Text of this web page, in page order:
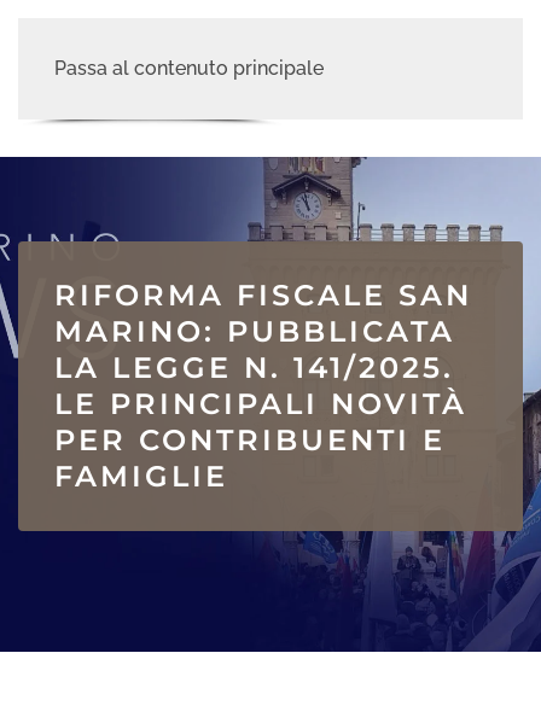
Passa al contenuto principale
RIFORMA FISCALE SAN
MARINO: PUBBLICATA
LA LEGGE N. 141/2025.
LE PRINCIPALI NOVITÀ
PER CONTRIBUENTI E
FAMIGLIE